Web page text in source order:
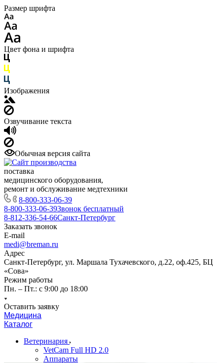
Размер шрифта
Цвет фона и шрифта
Изображения
Озвучивание текста
Обычная версия сайта
поставка
медицинского оборудования,
ремонт и обслуживание медтехники
8-800-333-06-39
8-800-333-06-39Звонок бесплатный
8-812-336-54-66Санкт-Петербург
Заказать звонок
E-mail
medi@breman.ru
Адрес
Санкт-Петербург, ул. Маршала Тухачевского, д.22, оф.425, БЦ
«Сова»
Режим работы
Пн. – Пт.: с 9:00 до 18:00
Оставить заявку
Медицина
Каталог
Ветеринария
VetCam Full HD 2.0
Аппараты